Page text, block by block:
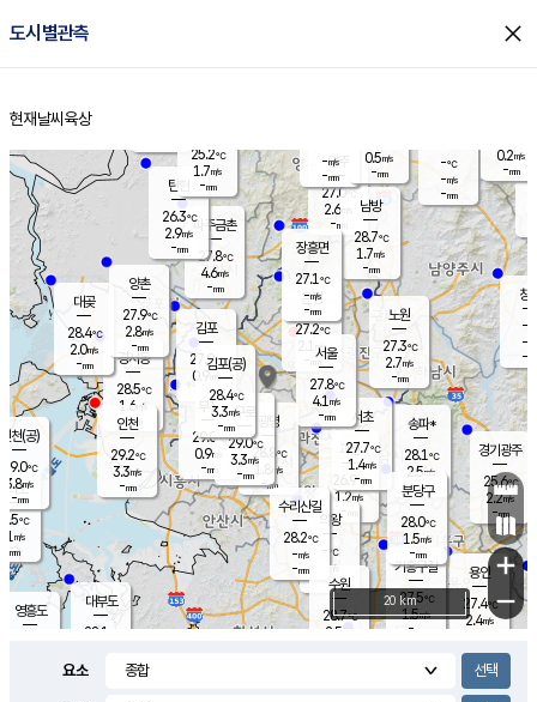
도시별관측 close
홈
현재날씨 육상
의도
℃
m/s
mm
영흥도
양주
27.0℃
2.6
-mm
과천
26.9℃
1.2m/s
- mm
용인
27.4℃
2.4m/s
경기광주
25.6℃
2.2m/s
-mm
대부도
28.1
경서동
28.5℃
1.6 m/s
-mm
파주금촌
27.8℃
4.6m/s
-mm
-℃
-m/s
-mm
대곶
28.4℃
2.0m/s
-mm
창
-
-m/
-
탄현
26.3℃
2.9m/s
-mm
0.2m/s
-mm
의왕
- ℃
m/s
mm
김포
27.9℃
0.9 m/s
mm
광명
28.8 ℃
1.8 m/s
-mm
부천
29.0℃
0.9m/s
-mm
양촌
27.9℃
2.8m/s
-mm
구로
29.0℃
3.3m/s
-mm
은평
27.2℃
2.1 m/s
- mm
노원
27.3℃
2.7m/s
-mm
송파*
28.1℃
2.5m/s
-mm
서초
27.7℃
1.4m/s
-mm
남방
28.7℃
1.7m/s
-mm
기흥구갈
27.5℃
1.5m/s
-
수리산길
28.2℃
-m/s
-mm
분당구
28.0℃
1.5m/s
-mm
장흥면
27.1℃
-m/s
-mm
-m/s
-mm
인천(공)
29.0℃
3.8m/s
-mm
김포(공)
28.4℃
3.3m/s
-mm
수원
28.7℃
2.5 m/s
인천
29.2℃
3.3m/s
-mm
서울
27.8℃
4.1 m/s
-mm
25.2℃
1.7m/s
-mm
0.5m/s
-mm
+
−
20 km
요소